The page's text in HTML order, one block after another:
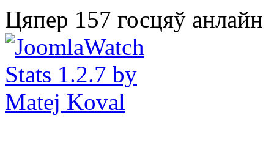
Цяпер 157 госцяў анлайн